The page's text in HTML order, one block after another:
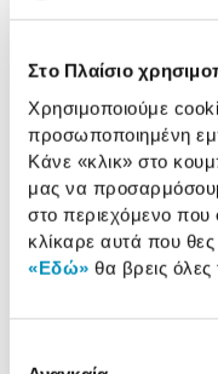
Στο Πλαίσιο
Χρησιμοποιούμε
προσωποποιημένη
Κάνε «κλικ» στο
μας να
στο περιεχόμενο που
κλίκαρε αυτά που
«Εδώ» θα βρεις όλες
Αναλυτική
παρουσίαση
Αναλυτική παρουσίαση
Προδιαγραφές
προϊόντος
Χαρακτηριστικά
Αξιολογήσεις